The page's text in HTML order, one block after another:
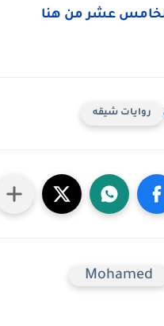
عشر من هنا
روايات شيقه
Mohamed